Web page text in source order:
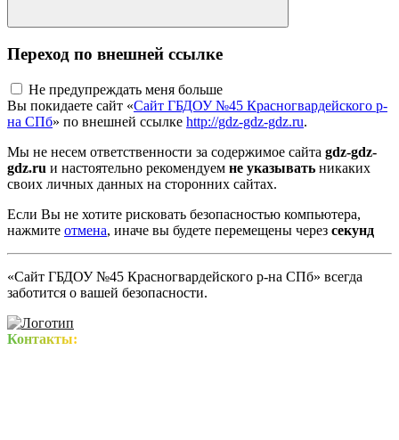
Переход по внешней ссылке
Не предупреждать меня больше
Вы покидаете сайт «Сайт ГБДОУ №45 Красногвардейского р-
на СПб» по внешней ссылке http://gdz-gdz-gdz.ru.
Мы не несем ответственности за содержимое сайта gdz-gdz-
gdz.ru и настоятельно рекомендуем не указывать никаких
своих личных данных на сторонних сайтах.
Если Вы не хотите рисковать безопасностью компьютера,
нажмите отмена, иначе вы будете перемещены через секунд
«Сайт ГБДОУ №45 Красногвардейского р-на СПб» всегда
заботится о вашей безопасности.
Контакты: